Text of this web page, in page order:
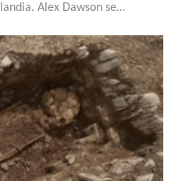
Alex Dawson se…